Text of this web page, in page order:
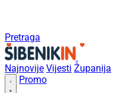
Pretraga
Najnovije Vijesti Županija
Promo